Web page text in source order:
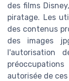
des films
piratage. Les
des contenus
des images
l'autorisation
autorisée de